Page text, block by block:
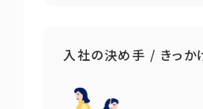
入社の決め手 / きっか